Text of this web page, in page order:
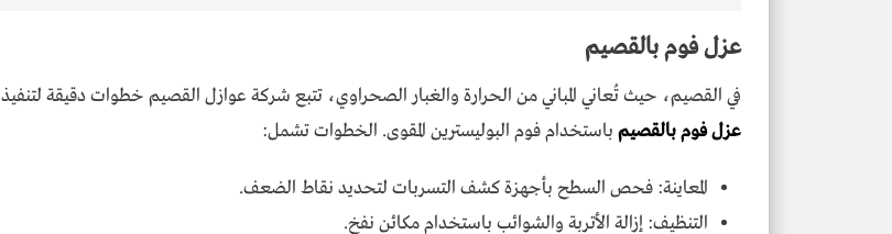
عزل فوم بالقصيم
في القصيم، حيث تُعاني المباني من الحرارة والغبار الصحراوي، تتبع شركة عوازل القصيم خطوات دقيقة لتنفيذ
عزل فوم بالقصيم باستخدام فوم البوليسترين المقوى. الخطوات تشمل:
المعاينة: فحص السطح بأجهزة كشف التسربات لتحديد نقاط الضعف.
التنظيف: إزالة الأتربة والشوائب باستخدام مكائن نفخ.